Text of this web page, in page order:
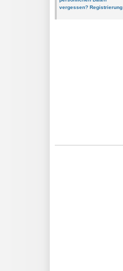
vergessen? Registrierung